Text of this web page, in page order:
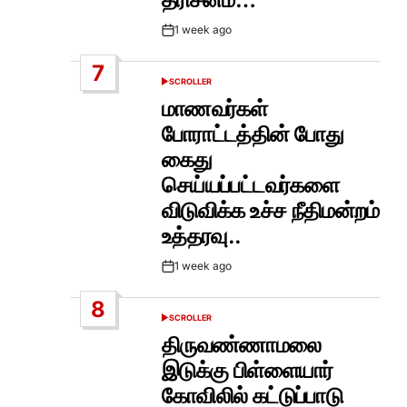
Post1 week ago
7
POSTED
SCROLLER
மாணவர்கள்
போராட்டத்தின் போது
கைது
செய்யப்பட்டவர்களை
விடுவிக்க உச்ச நீதிமன்றம்
உத்தரவு..
Post1 week ago
8
POSTED
SCROLLER
திருவண்ணாமலை
இடுக்கு பிள்ளையார்
கோவிலில் கட்டுப்பாடு